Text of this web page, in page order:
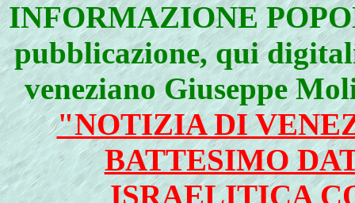
INFORMAZIONE
pubblicazione, qui
veneziano Giuseppe
"NOTIZIA DI
BATTESIMO
ISRAELITICA